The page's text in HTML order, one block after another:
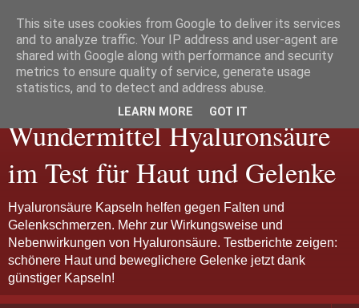
Hyaluron Kapseln:
Wundermittel Hyaluronsäure
im Test für Haut und Gelenke
Hyaluronsäure Kapseln helfen gegen Falten und
Gelenkschmerzen. Mehr zur Wirkungsweise und
Nebenwirkungen von Hyaluronsäure. Testberichte zeigen:
schönere Haut und beweglichere Gelenke jetzt dank
günstiger Kapseln!
This site uses cookies from Google to deliver its services
and to analyze traffic. Your IP address and user-agent are
shared with Google along with performance and security
metrics to ensure quality of service, generate usage
statistics, and to detect and address abuse.
LEARN MORE GOT IT